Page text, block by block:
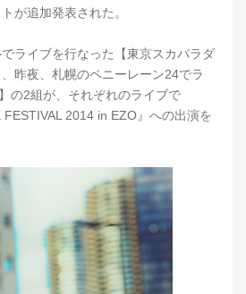
が追加発表された。
ライブを行なった【東京スカパラダ
昨夜、札幌のペニーレーン24でラ
の2組が、それぞれのライブで
FESTIVAL 2014 in EZO』への出演を